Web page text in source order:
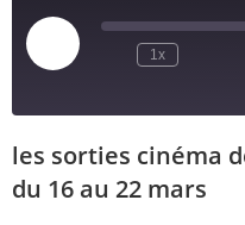
1x
RSS FEED
SHARE
les sorties cinéma
du 16 au 22 mars